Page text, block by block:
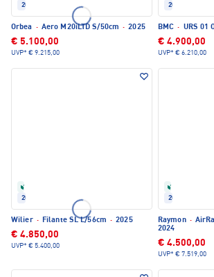
2025
Orbea · Aero M20iLTD S/50cm · 2025
€ 5.100,00
UVP* € 9.215,00
2025
BMC · URS 01
€ 4.900,00
UVP* € 6.210,00
2025
Wilier · Filante SL L/56cm · 2025
€ 4.850,00
UVP* € 5.400,00
2024
Raymon ·
2024
€ 4.500,00
UVP* € 7.519,00